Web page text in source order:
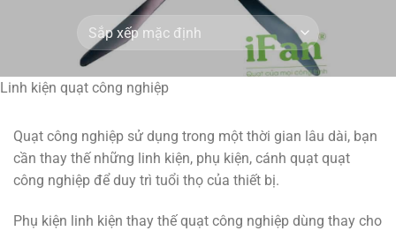
Linh kiện quạt công nghiệp
Quạt công nghiệp sử dụng trong một thời gian lâu dài, bạn
cần thay thế những linh kiện, phụ kiện, cánh quạt quạt
công nghiệp để duy trì tuổi thọ của thiết bị.
Phụ kiện linh kiện thay thế quạt công nghiệp dùng thay cho